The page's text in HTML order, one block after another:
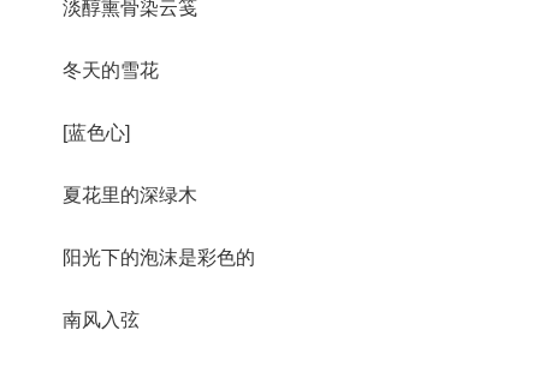
淡醇熏骨染云笺
冬天的雪花
[蓝色心]
夏花里的深绿木
阳光下的泡沫是彩色的
南风入弦